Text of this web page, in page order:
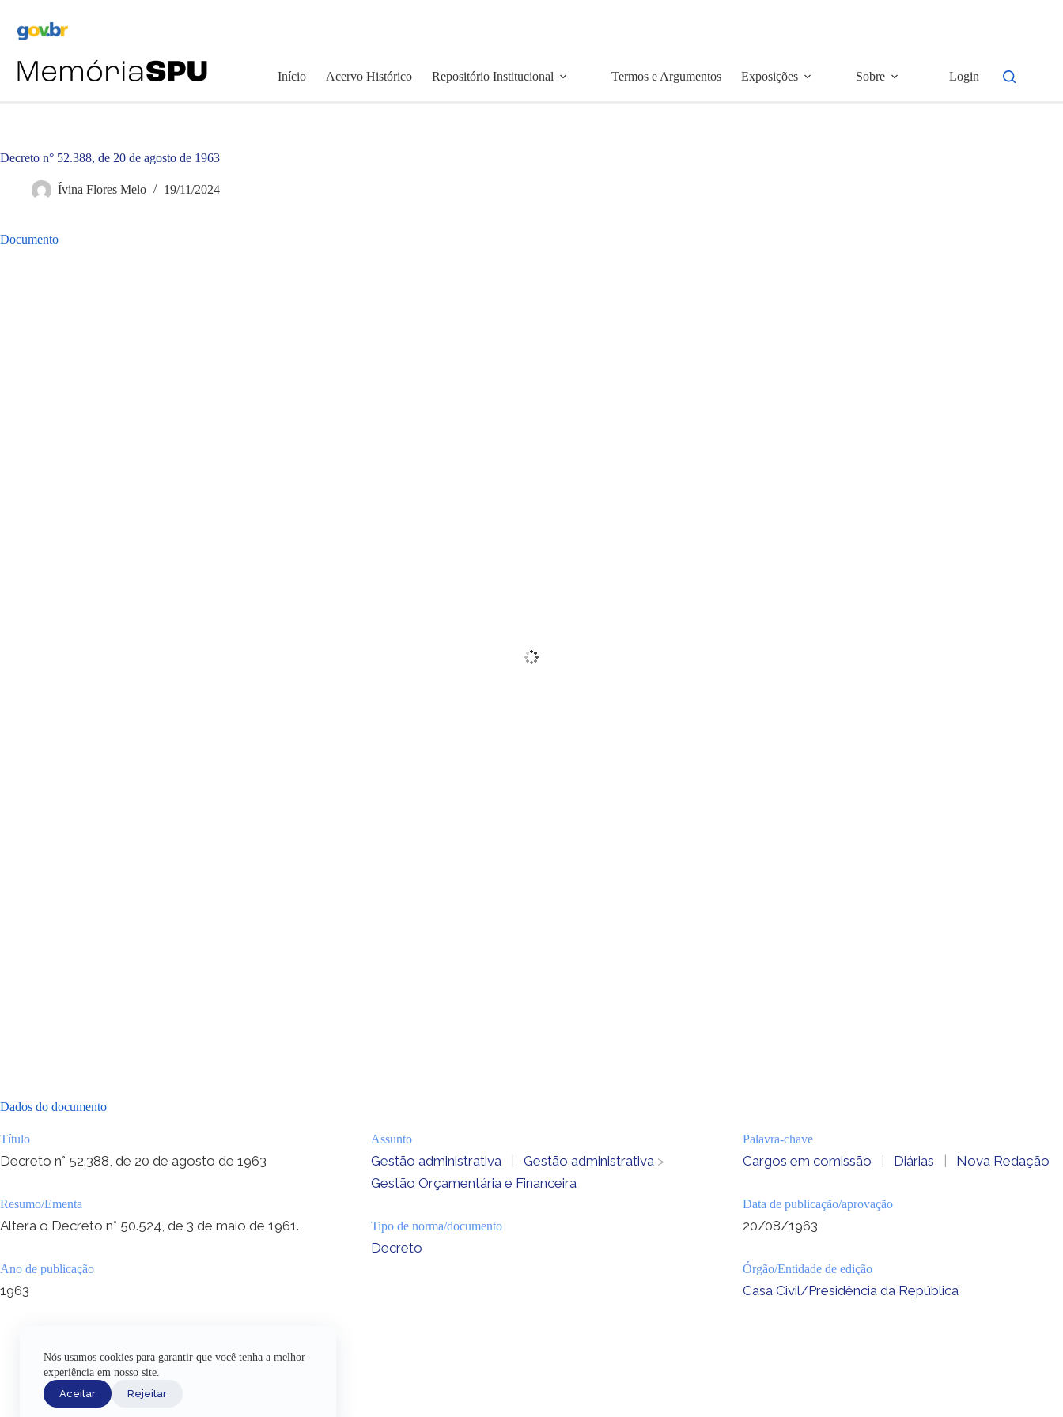
Nós usamos cookies para garantir que você tenha a melhor
experiência em nosso site.
Aceitar
Rejeitar
Início Acervo Histórico Repositório Institucional Termos e Argumentos Exposições Sobre Login
Decreto n° 52.388, de 20 de agosto de 1963
Ívina Flores Melo 19/11/2024
Documento
Dados do documento
Título
Decreto n° 52.388, de 20 de agosto de 1963
Resumo/Ementa
Altera o Decreto n° 50.524, de 3 de maio de 1961.
Ano de publicação
1963
Assunto
Gestão administrativa | Gestão administrativa >
Gestão Orçamentária e Financeira
Tipo de norma/documento
Decreto
Palavra-chave
Cargos em comissão | Diárias | Nova Redação
Data de publicação/aprovação
20/08/1963
Órgão/Entidade de edição
Casa Civil/Presidência da República